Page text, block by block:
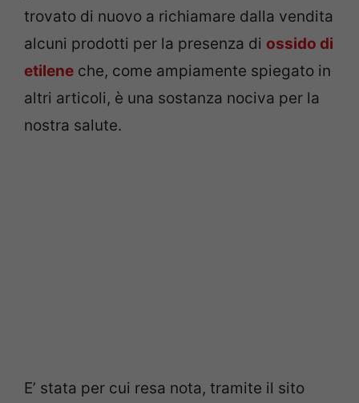
trovato di nuovo a richiamare dalla vendita
alcuni prodotti per la presenza di ossido di
etilene che, come ampiamente spiegato in
altri articoli, è una sostanza nociva per la
nostra salute.
E’ stata per cui resa nota, tramite il sito